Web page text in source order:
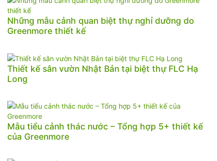
Những mẫu cảnh quan biệt thự nghỉ dưỡng do
Greenmore thiết kế
Thiết kế sân vườn Nhật Bản tại biệt thự FLC Hạ
Long
Mẫu tiểu cảnh thác nước – Tổng hợp 5+ thiết kế
của Greenmore